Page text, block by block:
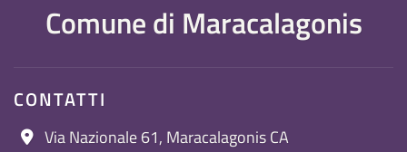
Comune di Maracalagonis
CONTATTI
Via Nazionale 61, Maracalagonis CA